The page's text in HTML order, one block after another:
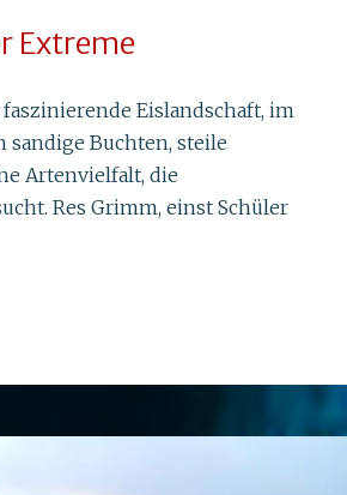
Extreme
Eislandschaft, im
sandige Buchten, steile
Artenvielfalt, die
Res Grimm, einst Schüler